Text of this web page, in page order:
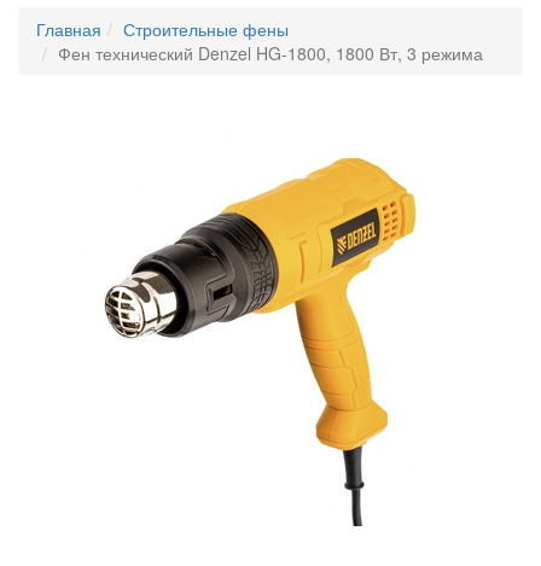
Главная
Строительные фены
Фен технический Denzel HG-1800, 1800 Вт, 3 режима